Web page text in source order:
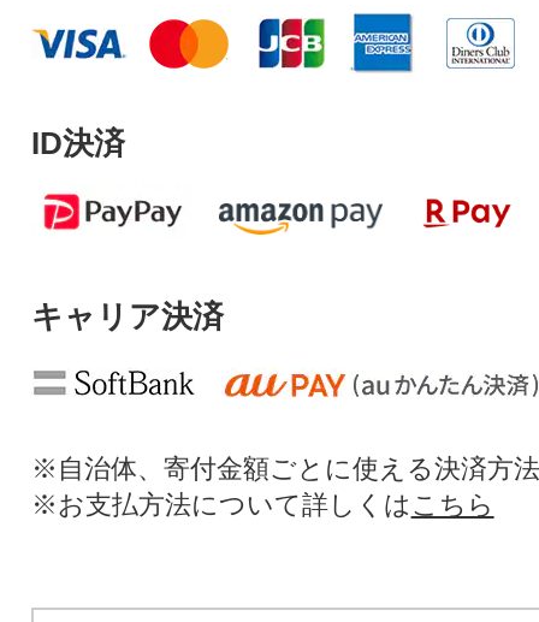
ID決済
キャリア決済
※自治体、寄付金額ごとに使える決済方
※お支払方法について詳しくは こちら